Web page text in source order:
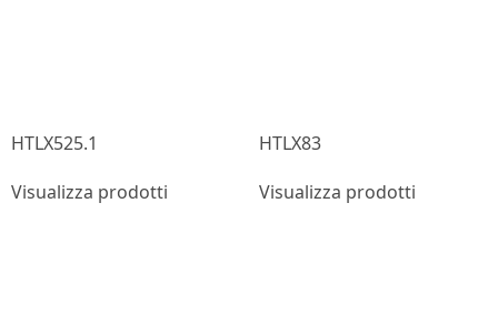
HTLX525.1
Visualizza prodotti
HTLX83
Visualizza prodotti